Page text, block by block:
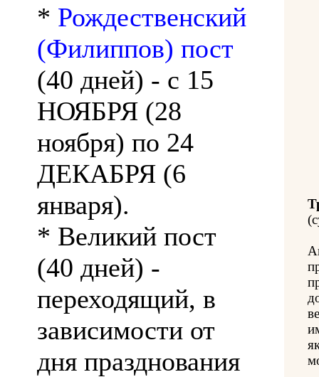
* Рождественский
(Филиппов) пост
(40 дней) - с 15
НОЯБРЯ (28
ноября) по 24
ДЕКАБРЯ (6
января).
* Великий пост
(40 дней) -
переходящий, в
зависимости от
дня празднования